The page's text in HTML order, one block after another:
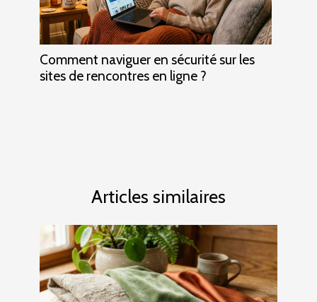
Comment naviguer en sécurité sur les
sites de rencontres en ligne ?
Articles similaires